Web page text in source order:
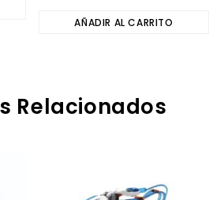
AÑADIR AL CARRITO
Relacionados